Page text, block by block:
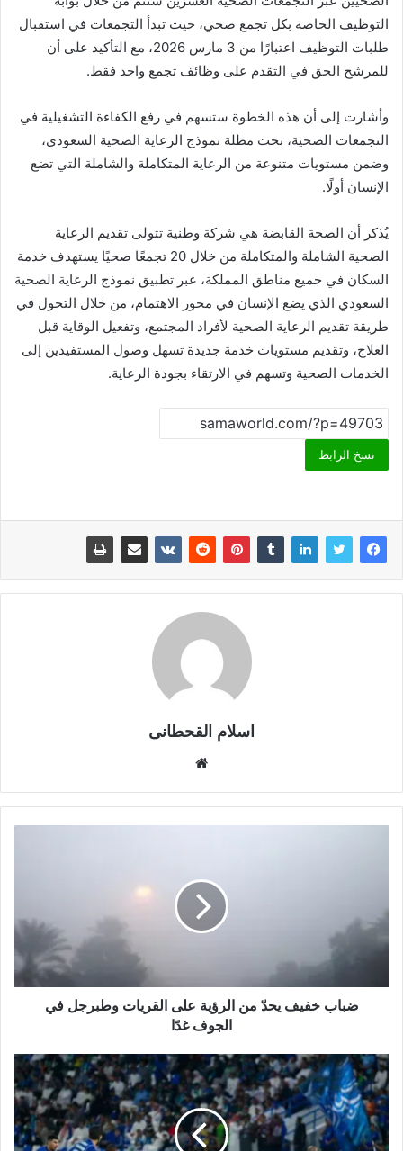
التوظيف الخاصة بكل تجمع صحي، حيث تبدأ التجمعات في استقبال
طلبات التوظيف اعتبارًا من 3 مارس 2026، مع التأكيد على أن
للمرشح الحق في التقدم على وظائف تجمع واحد فقط.
وأشارت إلى أن هذه الخطوة ستسهم في رفع الكفاءة التشغيلية في
التجمعات الصحية، تحت مظلة نموذج الرعاية الصحية السعودي،
وضمن مستويات متنوعة من الرعاية المتكاملة والشاملة التي تضع
الإنسان أولًا.
يُذكر أن الصحة القابضة هي شركة وطنية تتولى تقديم الرعاية
الصحية الشاملة والمتكاملة من خلال 20 تجمعًا صحيًا يستهدف خدمة
السكان في جميع مناطق المملكة، عبر تطبيق نموذج الرعاية الصحية
السعودي الذي يضع الإنسان في محور الاهتمام، من خلال التحول في
طريقة تقديم الرعاية الصحية لأفراد المجتمع، وتفعيل الوقاية قبل
العلاج، وتقديم مستويات خدمة جديدة تسهل وصول المستفيدين إلى
الخدمات الصحية وتسهم في الارتقاء بجودة الرعاية.
نسخ الرابط
اسلام القحطانى
ق
ع
و
ب
ضباب خفيف يحدّ من الرؤية على القريات وطبرجل في
الجوف غدًا